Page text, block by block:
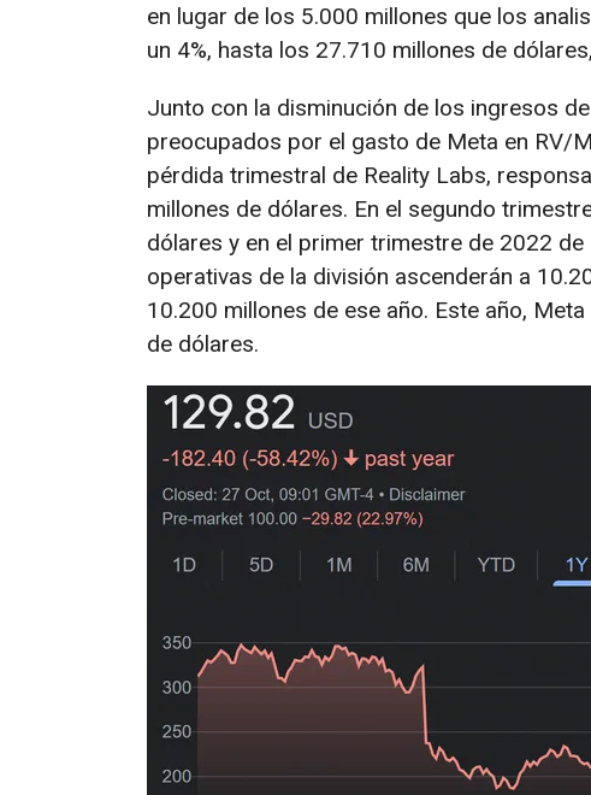
en lugar de los 5.000 millones que los
un 4%, hasta los 27.710 millones de
Junto con la disminución de los ingresos
preocupados por el gasto de Meta en RV/
pérdida trimestral de Reality Labs,
millones de dólares. En el segundo
dólares y en el primer trimestre de 2022
operativas de la división ascenderán a
10.200 millones de ese año. Este año,
de dólares.